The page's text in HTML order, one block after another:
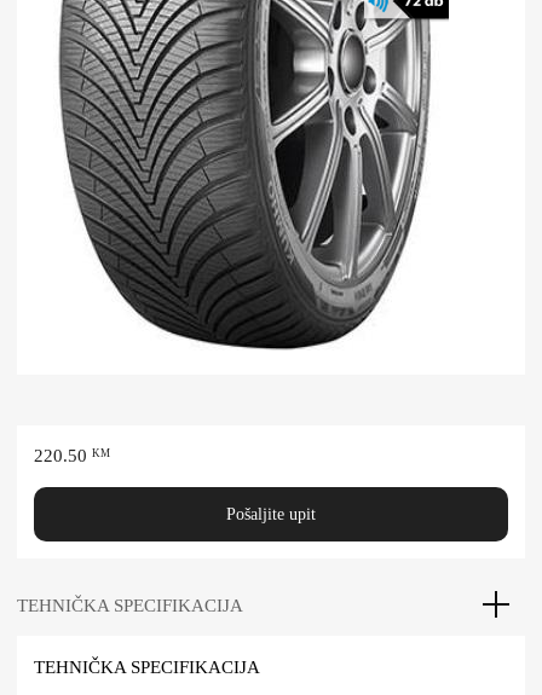
220.50 KM
Pošaljite upit
TEHNIČKA SPECIFIKACIJA
TEHNIČKA SPECIFIKACIJA